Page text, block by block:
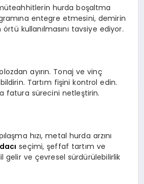
hurda boşaltma
entegre etmesini, demirin
kullanılmasını tavsiye ediyor.
ayırın. Tonaj ve vinç
Tartım fişini kontrol edin.
fatura sürecini netleştirin.
hızı, metal hurda arzını
seçimi, şeffaf tartım ve
gelir ve çevresel sürdürülebilirlik